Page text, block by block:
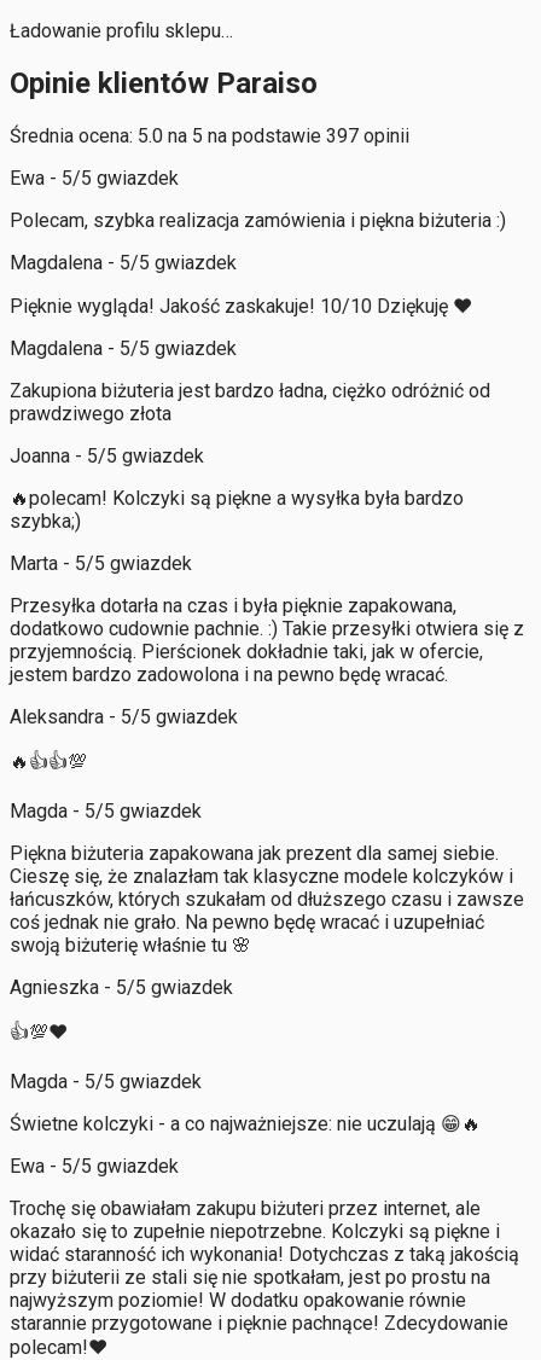
Ładowanie profilu sklepu…
Opinie klientów Paraiso
Średnia ocena: 5.0 na 5 na podstawie 397 opinii
Ewa - 5/5 gwiazdek
Polecam, szybka realizacja zamówienia i piękna biżuteria :)
Magdalena - 5/5 gwiazdek
Pięknie wygląda! Jakość zaskakuje! 10/10 Dziękuję ❤️
Magdalena - 5/5 gwiazdek
Zakupiona biżuteria jest bardzo ładna, ciężko odróżnić od
prawdziwego złota
Joanna - 5/5 gwiazdek
🔥polecam! Kolczyki są piękne a wysyłka była bardzo
szybka;)
Marta - 5/5 gwiazdek
Przesyłka dotarła na czas i była pięknie zapakowana,
dodatkowo cudownie pachnie. :) Takie przesyłki otwiera się z
przyjemnością. Pierścionek dokładnie taki, jak w ofercie,
jestem bardzo zadowolona i na pewno będę wracać.
Aleksandra - 5/5 gwiazdek
🔥👍️👍️💯
Magda - 5/5 gwiazdek
Piękna biżuteria zapakowana jak prezent dla samej siebie.
Cieszę się, że znalazłam tak klasyczne modele kolczyków i
łańcuszków, których szukałam od dłuższego czasu i zawsze
coś jednak nie grało. Na pewno będę wracać i uzupełniać
swoją biżuterię właśnie tu 🌸
Agnieszka - 5/5 gwiazdek
👍️💯❤️
Magda - 5/5 gwiazdek
Świetne kolczyki - a co najważniejsze: nie uczulają 😁🔥
Ewa - 5/5 gwiazdek
Trochę się obawiałam zakupu biżuteri przez internet, ale
okazało się to zupełnie niepotrzebne. Kolczyki są piękne i
widać staranność ich wykonania! Dotychczas z taką jakością
przy biżuterii ze stali się nie spotkałam, jest po prostu na
najwyższym poziomie! W dodatku opakowanie równie
starannie przygotowane i pięknie pachnące! Zdecydowanie
polecam!❤️